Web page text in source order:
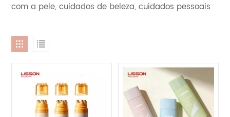
com a pele, cuidados de beleza, cuidados pessoais